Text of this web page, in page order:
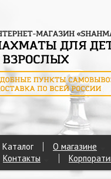
Каталог О магазине
Контакты